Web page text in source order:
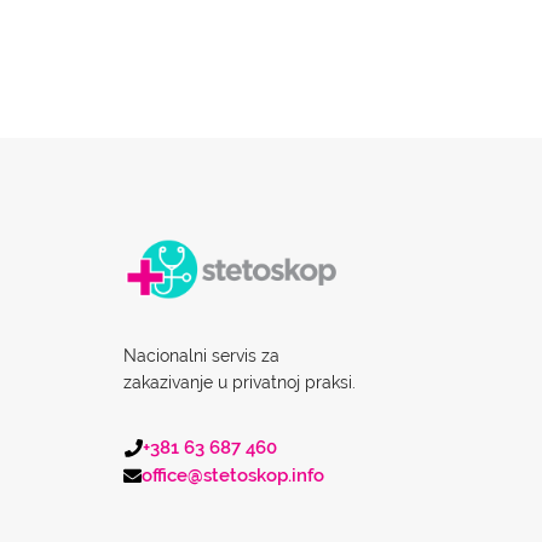
Nacionalni servis za
zakazivanje u privatnoj praksi.
+381 63 687 460
office@stetoskop.info